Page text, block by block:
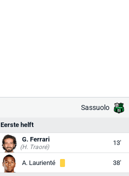
Sassuolo
Eerste helft
G. Ferrari
(H. Traoré)
13'
A. Laurienté 38'